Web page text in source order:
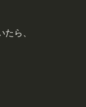
ら、